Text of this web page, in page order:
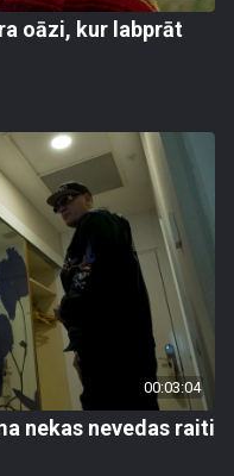
oāzi, kur labprāt
00:03:04
nekas nevedas raiti